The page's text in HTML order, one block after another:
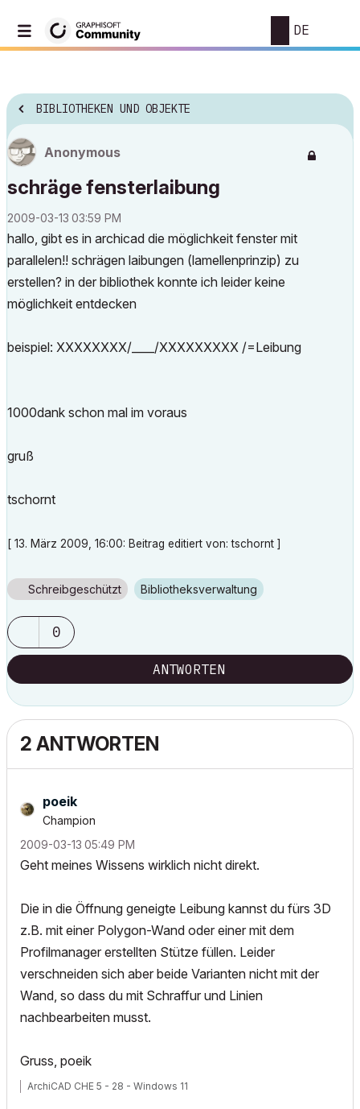
DE
BIBLIOTHEKEN UND OBJEKTE
Anonymous
schräge fensterlaibung
‎2009-03-13 03:59 PM
hallo, gibt es in archicad die möglichkeit fenster mit
parallelen!! schrägen laibungen (lamellenprinzip) zu
erstellen? in der bibliothek konnte ich leider keine
möglichkeit entdecken
beispiel: XXXXXXXX/____/XXXXXXXXX /=Leibung
1000dank schon mal im voraus
gruß
tschornt
[ 13. März 2009, 16:00: Beitrag editiert von: tschornt ]
Schreibgeschützt Bibliotheksverwaltung
0
ANTWORTEN
2 ANTWORTEN
poeik
Champion
‎2009-03-13 05:49 PM
Geht meines Wissens wirklich nicht direkt.
Die in die Öffnung geneigte Leibung kannst du fürs 3D
z.B. mit einer Polygon-Wand oder einer mit dem
Profilmanager erstellten Stütze füllen. Leider
verschneiden sich aber beide Varianten nicht mit der
Wand, so dass du mit Schraffur und Linien
nachbearbeiten musst.
Gruss, poeik
ArchiCAD CHE 5 - 28 - Windows 11